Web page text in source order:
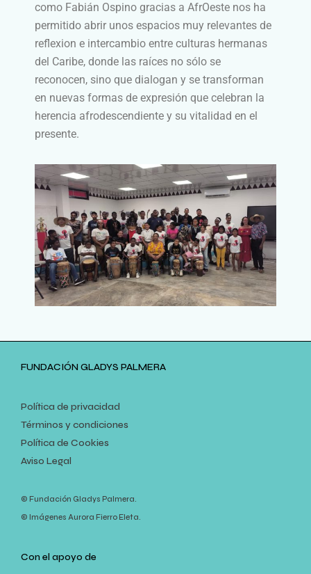
como Fabián Ospino gracias a AfrOeste nos ha
permitido abrir unos espacios muy relevantes de
reflexion e intercambio entre culturas hermanas
del Caribe, donde las raíces no sólo se
reconocen, sino que dialogan y se transforman
en nuevas formas de expresiónque celebran la
herencia afrodescendiente y su vitalidad en el
presente.
FUNDACIÓN GLADYS PALMERA
Política de privacidad
Términos y condiciones
Política de Cookies
Aviso Legal
© Fundación Gladys Palmera.
© Imágenes Aurora Fierro Eleta.
Con el apoyo de